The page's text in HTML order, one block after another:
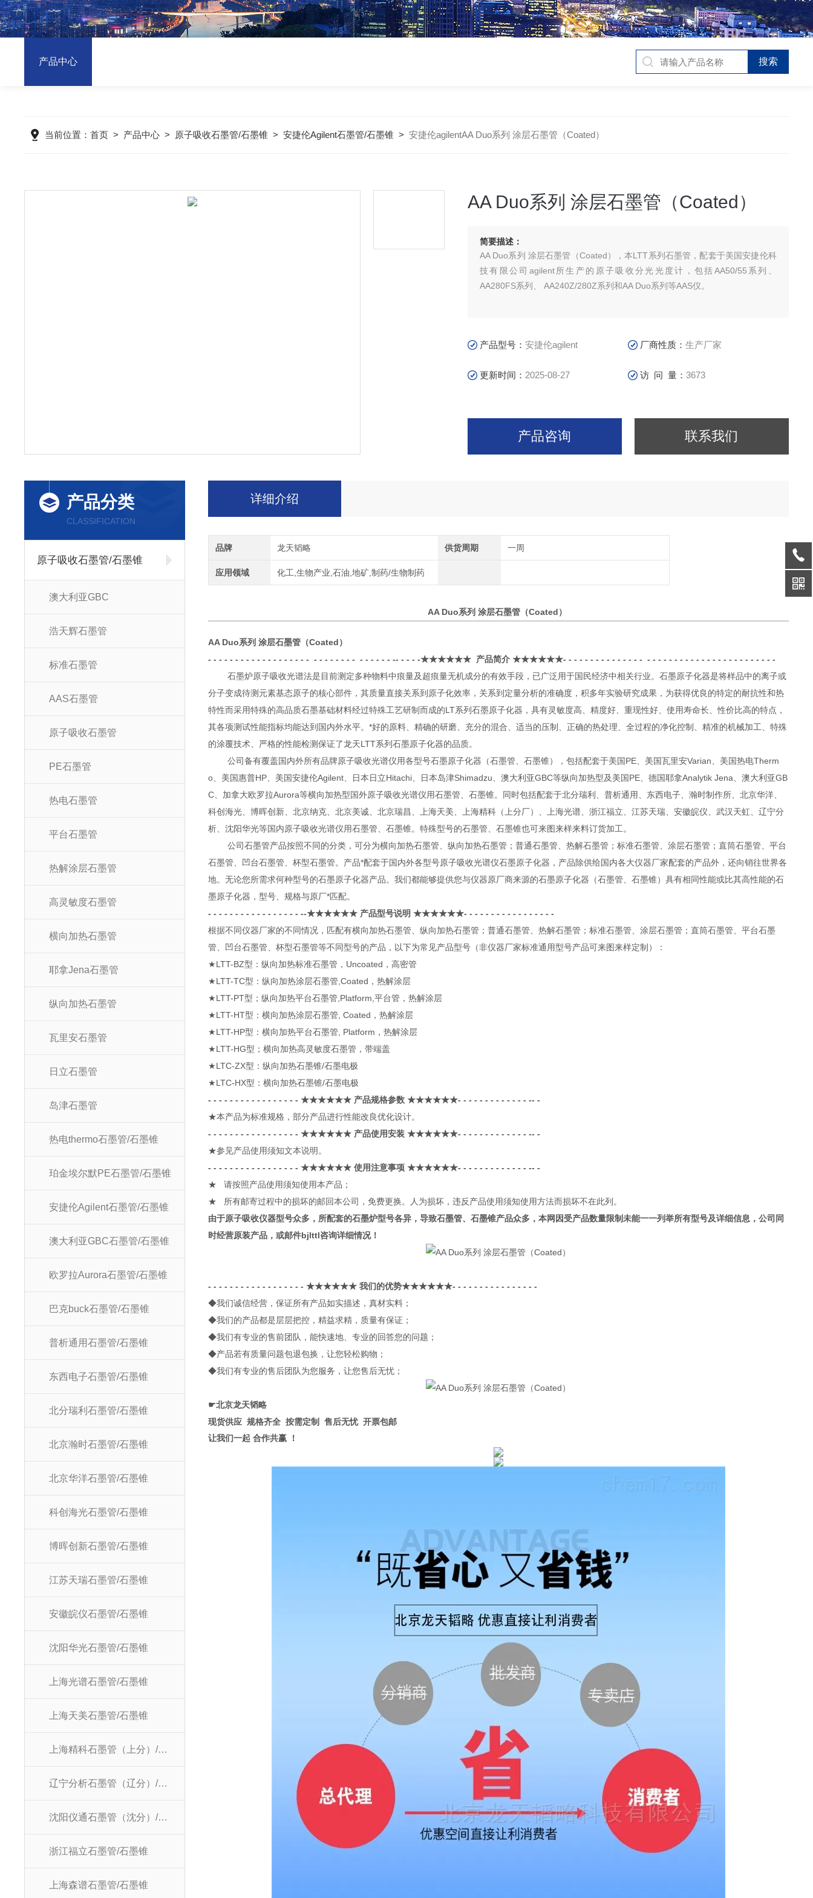
产品中心
当前位置：首页 > 产品中心 > 原子吸收石墨管/石墨锥 >安捷伦Agilent石墨管/石墨锥 >安捷伦agilentAA Duo系列 涂层石墨管（Coated）
AA Duo系列 涂层石墨管（Coated）
简要描述：
AA Duo系列 涂层石墨管（Coated），本LTT系列石墨管，配套于美国安捷伦科
技有限公司agilent所生产的原子吸收分光光度计，包括AA50/55系列、
AA280FS系列、 AA240Z/280Z系列和AA Duo系列等AAS仪。
产品型号：安捷伦agilent 厂商性质：生产厂家
更新时间： 2025-08-27 访 问 量：3673
产品咨询 联系我们
产品分类
CLASSIFICATION
原子吸收石墨管/石墨锥
澳大利亚GBC
浩天辉石墨管
标准石墨管
AAS石墨管
原子吸收石墨管
PE石墨管
热电石墨管
平台石墨管
热解涂层石墨管
高灵敏度石墨管
横向加热石墨管
耶拿Jena石墨管
纵向加热石墨管
瓦里安石墨管
日立石墨管
岛津石墨管
热电thermo石墨管/石墨锥
珀金埃尔默PE石墨管/石墨锥
安捷伦Agilent石墨管/石墨锥
澳大利亚GBC石墨管/石墨锥
欧罗拉Aurora石墨管/石墨锥
巴克buck石墨管/石墨锥
普析通用石墨管/石墨锥
东西电子石墨管/石墨锥
北分瑞利石墨管/石墨锥
北京瀚时石墨管/石墨锥
北京华洋石墨管/石墨锥
科创海光石墨管/石墨锥
博晖创新石墨管/石墨锥
江苏天瑞石墨管/石墨锥
安徽皖仪石墨管/石墨锥
沈阳华光石墨管/石墨锥
上海光谱石墨管/石墨锥
上海天美石墨管/石墨锥
上海精科石墨管（上分）/石墨锥
辽宁分析石墨管（辽分）/石墨锥
沈阳仪通石墨管（沈分）/石墨锥
浙江福立石墨管/石墨锥
上海森谱石墨管/石墨锥
详细介绍
品牌 龙天韬略 供货周期 一周
应用领域 化工,生物产业,石油,地矿,制药/生物制药
AA Duo系列 涂层石墨管（Coated）
AA Duo系列 涂层石墨管（Coated）
- - - - - - - - - - - - - - - - - - - - - - - - - - - - - - - - - -- - - - -★★★★★★ 产品简介★★★★★★- - - - - - - - - - - - - - - - - - - - - - - - - - - - - - - - - - - - - - -
石墨炉原子吸收光谱法是目前测定多种物料中痕量及超痕量无机成分的有效手段，已广泛用于国民经济中相关行业。石墨原子化器是将样品中的离子或
分子变成待测元素基态原子的核心部件，其质量直接关系到原子化效率，关系到定量分析的准确度，积多年实验研究成果，为获得优良的特定的耐抗性和热
特性而采用特殊的高品质石墨基础材料经过特殊工艺研制而成的LT系列石墨原子化器，具有灵敏度高、精度好、重现性好、使用寿命长、性价比高的特点，
其各项测试性能指标均能达到国内外水平。 *好的原料、精确的研磨、充分的混合、适当的压制、正确的热处理、全过程的净化控制、精准的机械加工、特殊
的涂覆技术、严格的性能检测保证了龙天LTT系列石墨原子化器的品质。
公司备有覆盖国内外所有品牌原子吸收光谱仪用各型号石墨原子化器（石墨管、石墨锥），包括配套于美国PE、美国瓦里安Varian 、美国热电Therm
o、美国惠普HP、美国安捷伦Agilent、日本日立Hitachi、日本岛津Shimadzu 、澳大利亚GBC等纵向加热型及美国PE、德国耶拿Analytik Jena 、澳大利亚GB
C、加拿大欧罗拉Aurora等横向加热型国外原子吸收光谱仪用石墨管、石墨锥。同时包括配套于北分瑞利、普析通用、东西电子、瀚时制作所、北京华洋、
科创海光、博晖创新、北京纳克、北京美诚、北京瑞昌、上海天美、上海精科（上分厂）、上海光谱、浙江福立、江苏天瑞、安徽皖仪、武汉天虹、辽宁分
析、沈阳华光等国内原子吸收光谱仪用石墨管、石墨锥。特殊型号的石墨管、石墨锥也可来图来样来料订货加工。
公司石墨管产品按照不同的分类，可分为横向加热石墨管、纵向加热石墨管；普通石墨管、热解石墨管；标准石墨管、涂层石墨管；直筒石墨管、平台
石墨管、凹台石墨管、杯型石墨管。产品*配套于国内外各型号原子吸收光谱仪石墨原子化器，产品除供给国内各大仪器厂家配套的产品外，还向销往世界各
地。无论您所需求何种型号的石墨原子化器产品。我们都能够提供您与仪器原厂商来源的石墨原子化器（石墨管、石墨锥）具有相同性能或比其高性能的石
墨原子化器，型号、规格与原厂*匹配。
- - - - - - - - - - - - - - - - - --★★★★★★ 产品型号说明 ★★★★★★- - - - - - - - - - - - - - - - -
根据不同仪器厂家的不同情况，匹配有横向加热石墨管、纵向加热石墨管；普通石墨管、热解石墨管；标准石墨管、涂层石墨管；直筒石墨管、平台石墨
管、凹台石墨管、杯型石墨管等不同型号的产品，以下为常见产品型号（非仪器厂家标准通用型号产品可来图来样定制）：
★LTT-BZ型：纵向加热标准石墨管， Uncoated ，高密管
★LTT-TC型：纵向加热涂层石墨管 ,Coated ，热解涂层
★LTT-PT型；纵向加热平台石墨管 ,Platform, 平台管，热解涂层
★LTT-HT型：横向加热涂层石墨管 , Coated ，热解涂层
★LTT-HP型：横向加热平台石墨管 , Platform ，热解涂层
★LTT-HG型；横向加热高灵敏度石墨管，带端盖
★LTC-ZX型：纵向加热石墨锥/石墨电极
★LTC-HX型：横向加热石墨锥/石墨电极
- - - - - - - - - - - - - - - - - ★★★★★★ 产品规格参数 ★★★★★★- - - - - - - - - - - - - -- -
★本产品为标准规格，部分产品进行性能改良优化设计。
- - - - - - - - - - - - - - - - - ★★★★★★ 产品使用安装 ★★★★★★- - - - - - - - - - - - - -- -
★参见产品使用须知文本说明。
- - - - - - - - - - - - - - - - - ★★★★★★ 使用注意事项 ★★★★★★- - - - - - - - - - - - - -- -
★
请按照产品使用须知使用本产品；
★
所有邮寄过程中的损坏的邮回本公司，免费更换。人为损坏，违反产品使用须知使用方法而损坏不在此列。
由于原子吸收仪器型号众多，所配套的石墨炉型号各异，导致石墨管、石墨锥产品众多，本网因受产品数量限制未能一一列举所有型号及详细信息，公司同
时经营原装产品，或邮件bjlttl咨询详细情况！
- - - - - - - - - - - - - - - - - - ★★★★★★ 我们的优势★★★★★★- - - - - - - - - - - - - - - -
◆我们诚信经营，保证所有产品如实描述，真材实料；
◆我们的产品都是层层把控，精益求精，质量有保证；
◆我们有专业的售前团队，能快速地、专业的回答您的问题；
◆产品若有质量问题包退包换，让您轻松购物；
◆我们有专业的售后团队为您服务，让您售后无忧；
☛北京龙天韬略
现货供应 规格齐全 按需定制 售后无忧 开票包邮
让我们一起 合作共赢 ！